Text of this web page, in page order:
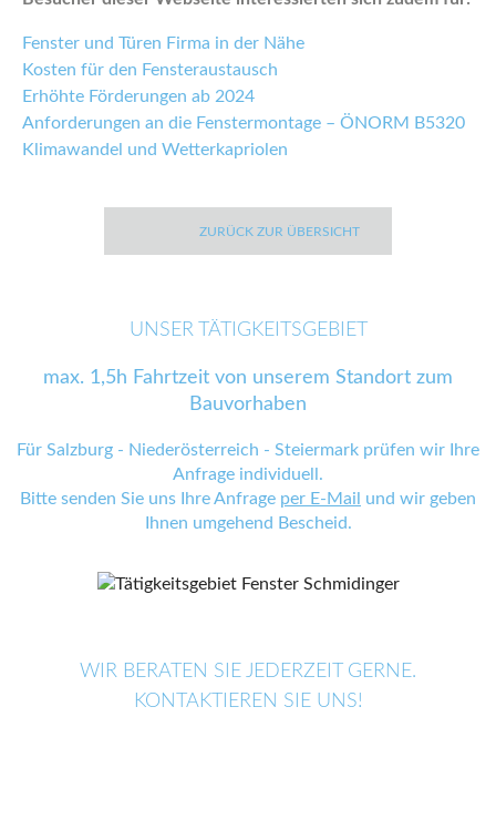
Fenster und Türen Firma in der Nähe
Kosten für den Fensteraustausch
Erhöhte Förderungen ab 2024
Anforderungen an die Fenstermontage – ÖNORM B5320
Klimawandel und Wetterkapriolen
ZURÜCK ZUR ÜBERSICHT
UNSER TÄTIGKEITSGEBIET
max. 1,5h Fahrtzeit von unserem Standort zum
Bauvorhaben
Für Salzburg - Niederösterreich - Steiermark prüfen wir Ihre
Anfrage individuell.
Bitte senden Sie uns Ihre Anfrage per E-Mail
und wir geben
Ihnen umgehend Bescheid.
WIR BERATEN SIE JEDERZEIT GERNE.
KONTAKTIEREN SIE UNS!